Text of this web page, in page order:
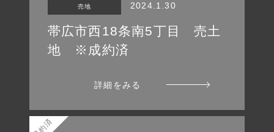
売地 2024.1.30
帯広市西18条南5丁目 売土
地 ※成約済
詳細をみる